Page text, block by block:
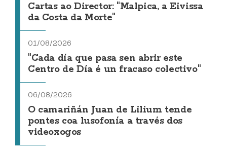
Cartas ao Director: "Malpica, a Eivissa
da Costa da Morte"
01/08/2026
"Cada día que pasa sen abrir este
Centro de Día é un fracaso colectivo"
06/08/2026
O camariñán Juan de Lilium tende
pontes coa lusofonía a través dos
videoxogos